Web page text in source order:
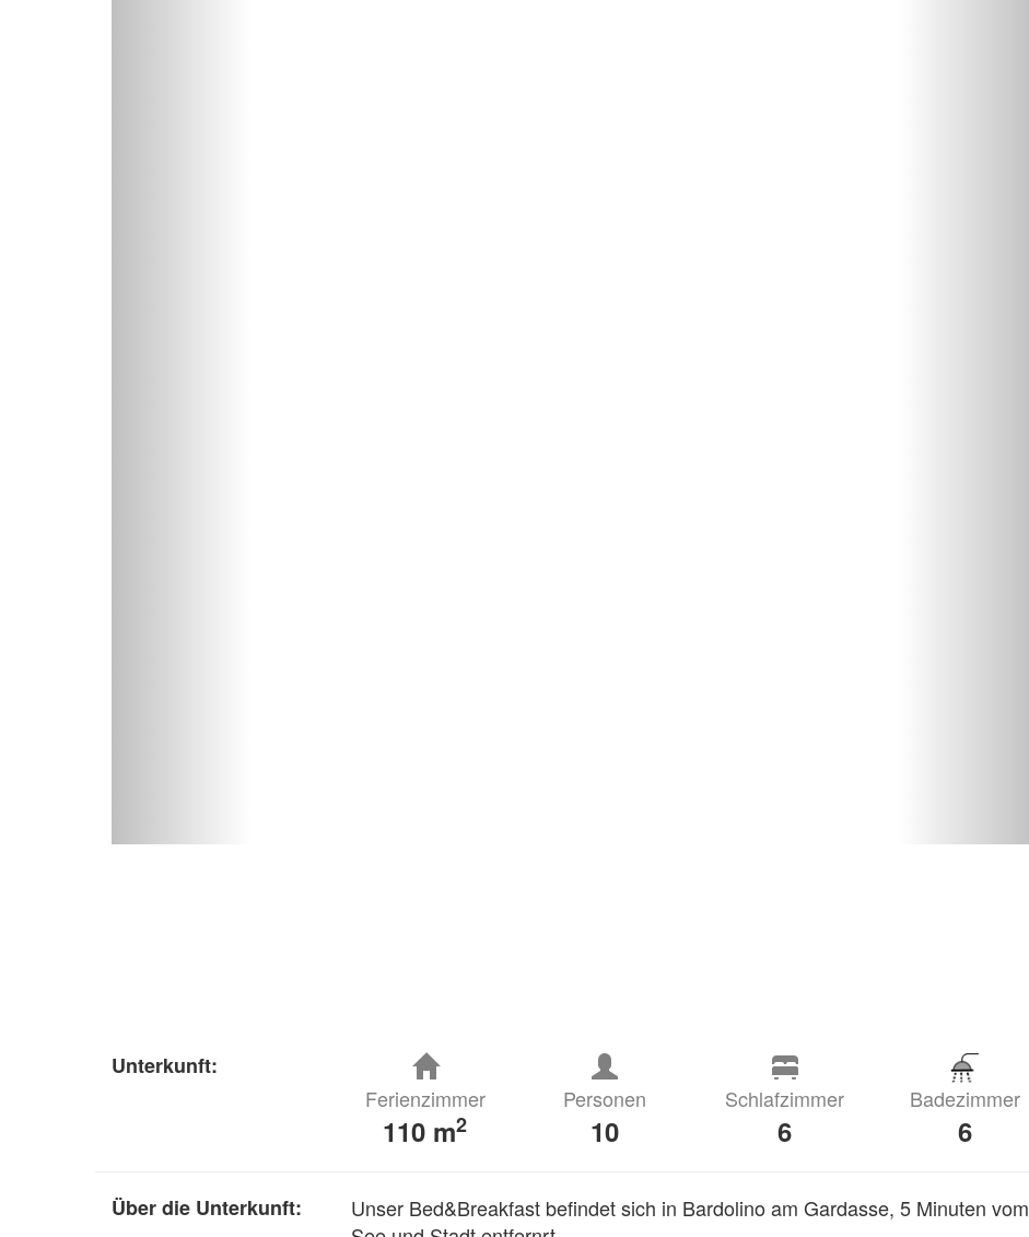
Unterkunft:
Ferienzimmer
110 m2
Personen
10
Schlafzimmer
6
Badezimmer
6
Über die Unterkunft:
Unser Bed&Breakfast befindet sich in Bardolino am Gardasse, 5 Minuten vom